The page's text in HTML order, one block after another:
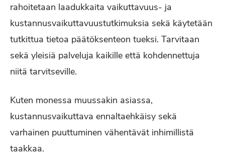
rahoitetaan laadukkaita vaikuttavuus- ja
kustannusvaikuttavuustutkimuksia sekä käytetään
tutkittua tietoa päätöksenteon tueksi. Tarvitaan
sekä yleisiä palveluja kaikille että kohdennettuja
niitä tarvitseville.
Kuten monessa muussakin asiassa,
kustannusvaikuttava ennaltaehkäisy sekä
varhainen puuttuminen vähentävät inhimillistä
taakkaa.